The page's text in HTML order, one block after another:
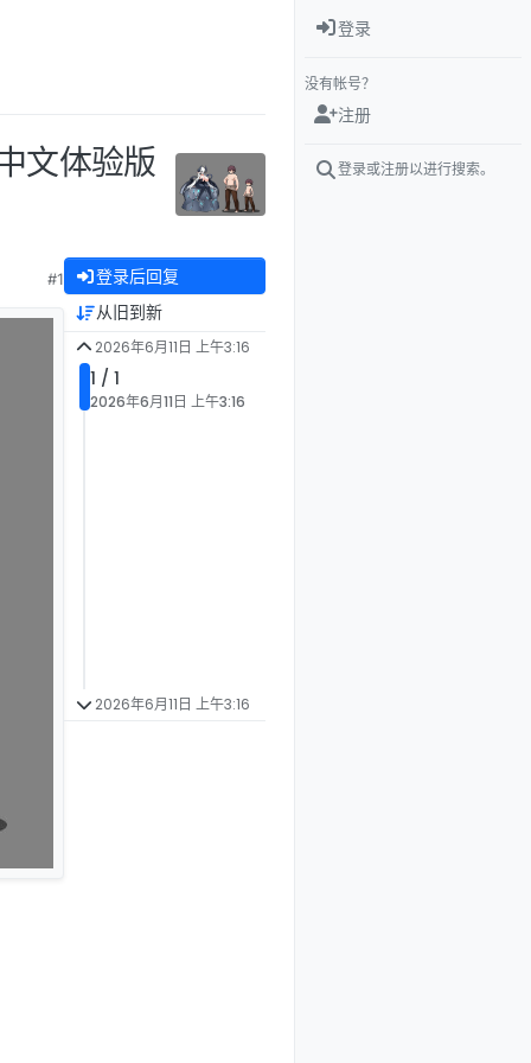
文体验版
#1 登录后回复
从旧到新
2026年6月11日 上午3:16
1 / 1
2026年6月11日 上午3:16
2026年6月11日 上午3:16
登录
没有帐号？
注册
登录或注册以进行搜索。